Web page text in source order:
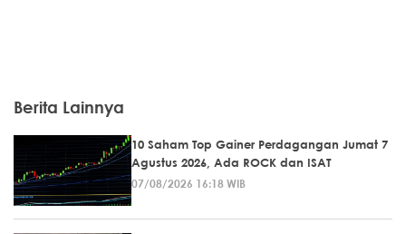
Berita Lainnya
10 Saham Top Gainer Perdagangan Jumat 7
Agustus 2026, Ada ROCK dan ISAT
07/08/2026 16:18 WIB